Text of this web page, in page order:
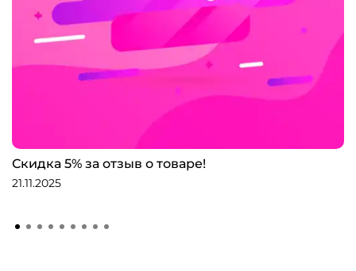
Скидка 5% за отзыв о товаре!
21.11.2025